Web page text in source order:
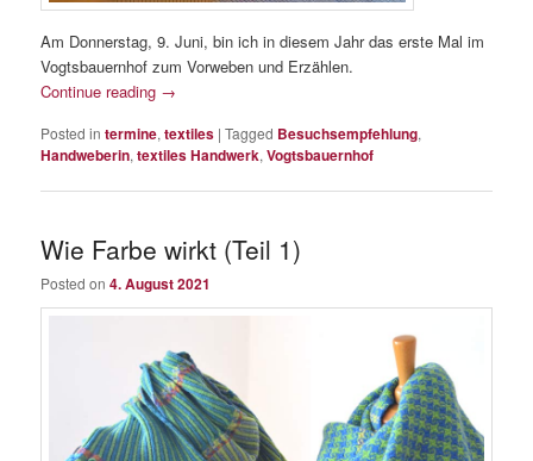
Am Donnerstag, 9. Juni, bin ich in diesem Jahr das erste Mal im
Vogtsbauernhof zum Vorweben und Erzählen.
Continue reading →
Posted in termine,textiles |Tagged Besuchsempfehlung,
Handweberin,textiles Handwerk,Vogtsbauernhof
Wie Farbe wirkt (Teil 1)
Posted on4. August 2021